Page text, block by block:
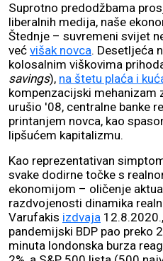
Suprotno predodžbama
liberalnih medija, naše
Štednje – suvremeni svijet
već višak novca. Desetljeća
kolosalnim viškovima
savings), na štetu plaća i
kompenzacijski mehanizam
urušio '08, centralne banke
printanjem novca, kao
lipšućem kapitalizmu.
Kao reprezentativan
svake dodirne točke s
ekonomijom – oličenje
razdvojenosti dinamika
Varufakis izdvaja
pandemijski BDP pao preko
minuta londonska burza